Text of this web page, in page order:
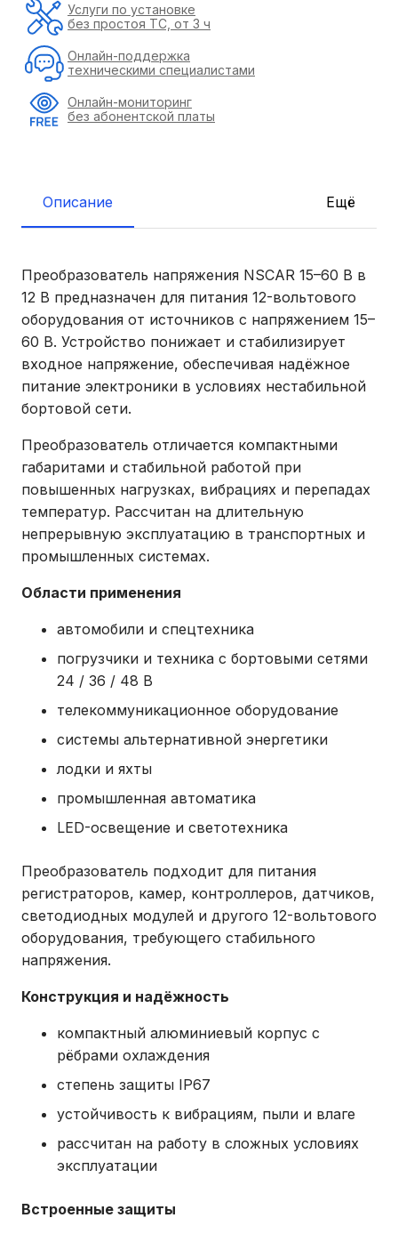
Описание Ещё
Преобразователь напряжения NSCAR 15–60 В в
12 В предназначен для питания 12-вольтового
оборудования от источников с напряжением 15–
60 В. Устройство понижает и стабилизирует
входное напряжение, обеспечивая надёжное
питание электроники в условиях нестабильной
бортовой сети.
Преобразователь отличается компактными
габаритами и стабильной работой при
повышенных нагрузках, вибрациях и перепадах
температур. Рассчитан на длительную
непрерывную эксплуатацию в транспортных и
промышленных системах.
Области применения
автомобили и спецтехника
погрузчики и техника с бортовыми сетями
24 / 36 / 48 В
телекоммуникационное оборудование
системы альтернативной энергетики
лодки и яхты
промышленная автоматика
LED-освещение и светотехника
Преобразователь подходит для питания
регистраторов, камер, контроллеров, датчиков,
светодиодных модулей и другого 12-вольтового
оборудования, требующего стабильного
напряжения.
Конструкция и надёжность
компактный алюминиевый корпус с
рёбрами охлаждения
степень защиты IP67
устойчивость к вибрациям, пыли и влаге
рассчитан на работу в сложных условиях
эксплуатации
Встроенные защиты
Услуги по установке
без простоя ТС, от 3 ч
Онлайн-поддержка
техническими специалистами
Онлайн-мониторинг
без абонентской платы